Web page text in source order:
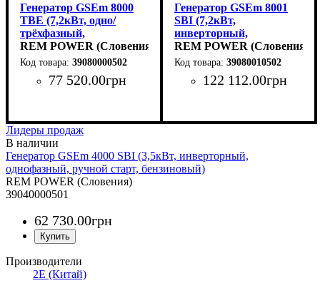
Генератор GSEm 8000
TBE (7,2кВт, одно/
трёхфазный,
электростарт,
бензиновый)
REM POWER (Словения)
39080000502
77 520.00грн
Генератор GSEm 8001
SBI (7,2кВт,
инверторный,
однофазный,
электростарт,
бензиновый)
REM POWER (Словения)
39080010502
122 112.00грн
Лидеры продаж
Генератор GSEm 4000 SBI (3,5кВт, инверторный,
однофазный, ручной старт, бензиновый)
REM POWER (Словения)
39040000501
62 730.00грн
Производители
2E (Китай)